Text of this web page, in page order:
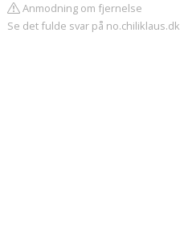
Anmodning om fjernelse
Se det fulde svar på no.chiliklaus.dk